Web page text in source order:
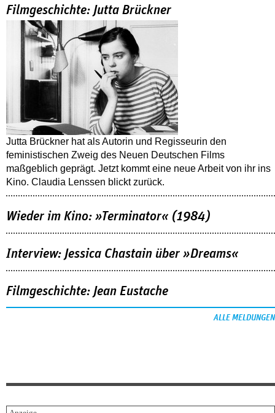
Filmgeschichte: Jutta Brückner
Jutta Brückner hat als Autorin und Regisseurin den
feministischen Zweig des Neuen Deutschen Films
maßgeblich geprägt. Jetzt kommt eine neue Arbeit von ihr ins
Kino. Claudia Lenssen blickt zurück.
Wieder im Kino: »Terminator« (1984)
Interview: Jessica Chastain über »Dreams«
Filmgeschichte: Jean Eustache
ALLE MELDUNGEN